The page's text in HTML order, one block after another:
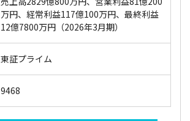
万円、経常利益117億100万円、最終利益
12億7800万円（2026年3月期）
東証プライム
9468